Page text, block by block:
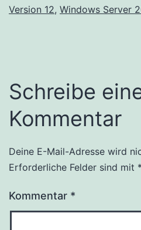
Version 12, Windows Server
Schreibe
Kommentar
Deine E-Mail-Adresse wird
Erforderliche Felder sind mit *
Kommentar *
Alternative: